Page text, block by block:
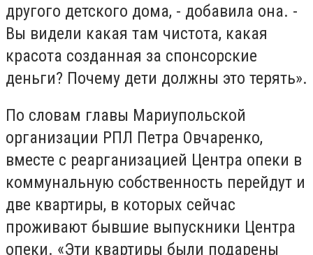
другого детского дома, - добавила она. -
Вы видели какая там чистота, какая
красота созданная за спонсорские
деньги? Почему дети должны это терять».
По словам главы Мариупольской
организации РПЛ Петра Овчаренко,
вместе с реарганизацией Центра опеки в
коммунальную собственность перейдут и
две квартиры, в которых сейчас
проживают бывшие выпускники Центра
опеки. «Эти квартиры были подарены